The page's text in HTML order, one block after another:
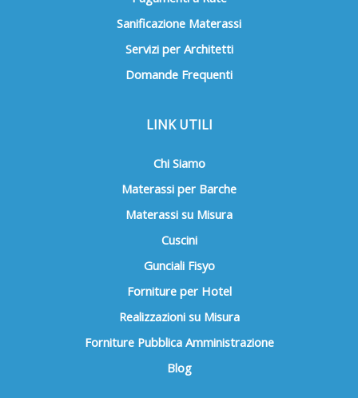
Sanificazione Materassi
Servizi per Architetti
Domande Frequenti
LINK UTILI
Chi Siamo
Materassi per Barche
Materassi su Misura
Cuscini
Gunciali Fisyo
Forniture per Hotel
Realizzazioni su Misura
Forniture Pubblica Amministrazione
Blog